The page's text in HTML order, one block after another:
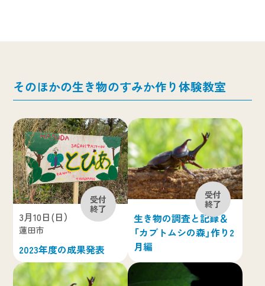
そのほかの生き物のすみか作り体験教室
3月10日(日）
蓮田市
2023年度の成果発表
生き物の調査と記録＆
「カブトムシの森」作り2
月編